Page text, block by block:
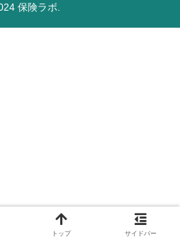
保険ラボ.
トップ サイドバー